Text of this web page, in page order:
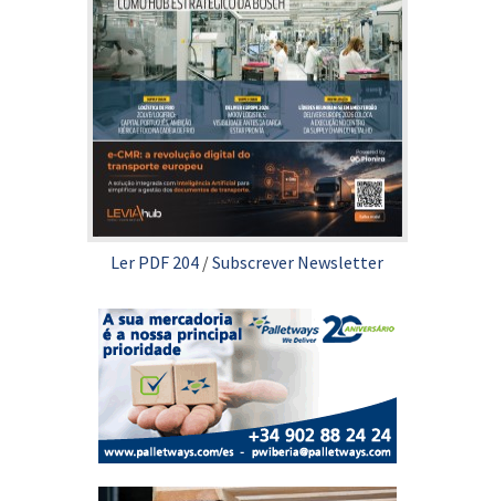
Ler PDF 204 /Subscrever Newsletter